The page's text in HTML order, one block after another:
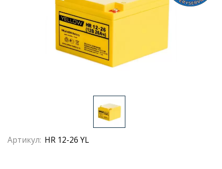
Артикул: HR 12-26 YL